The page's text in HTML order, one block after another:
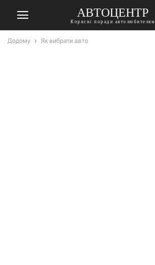
АВТОЦЕНТР
Корисні поради автолюбителям
Додому Як вибрати авто